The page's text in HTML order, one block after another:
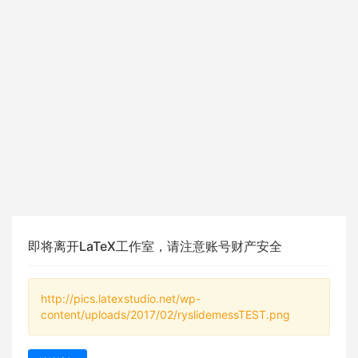
即将离开LaTeX工作室，请注意账号财产安全
http://pics.latexstudio.net/wp-
content/uploads/2017/02/ryslidemessTEST.png